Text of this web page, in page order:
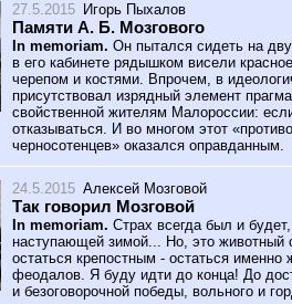
27.5.2015 Игорь Пыхалов
Памяти А. Б. Мозгового
In memoriam. Он пытался сидеть на
в его кабинете рядышком висели
черепом и костями. Впрочем, в
присутствовал изрядный элемент
свойственной жителям Малороссии:
отказываться. И во многом этот
черносотенцев» оказался оправданным.
24.5.2015 Алексей Мозговой
Так говорил Мозговой
In memoriam. Страх всегда был и
наступающей зимой... Но, это
остаться крепостным - остаться
феодалов. Я буду идти до конца! До
и безоговорочной победы, вольного и